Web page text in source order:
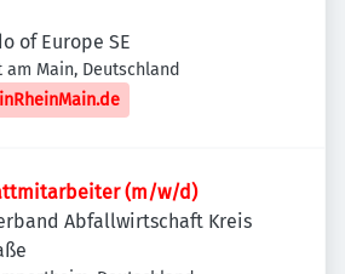
of Europe SE
am Main, Deutschland
(m/w/d)
Abfallwirtschaft Kreis